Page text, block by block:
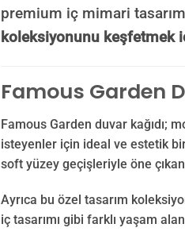
premium iç mimari
koleksiyonunu keşfetmek
Famous Garden
Famous Garden duvar kağıdı;
isteyenler için ideal ve estetik
soft yüzey geçişleriyle öne
Ayrıca bu özel tasarım
iç tasarımı gibi farklı yaşam